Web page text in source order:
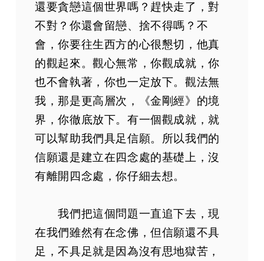
還要貪戀這個世界嗎？趕快走了，對
不對？你還會留戀、捨不得嗎？不
會，你要往生西方的心很懇切，他真
的觀起來。觀心無常，你觀成就，你
也不會執著，你也一定放下。觀法無
我，那是更高層次，《金剛經》的境
界，你徹底放下。有一個觀成就，就
可以幫助我們具足信願。所以我們的
信願還是建立在四念處的基礎上，沒
有離開四念處，你仔細去想。
我們把這個問題一直追下去，現
在我們雖然有在念佛，但信願還不具
足，不具足就是因為沒有思地獄苦，